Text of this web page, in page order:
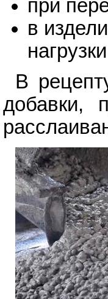
при
в
В
добавки,